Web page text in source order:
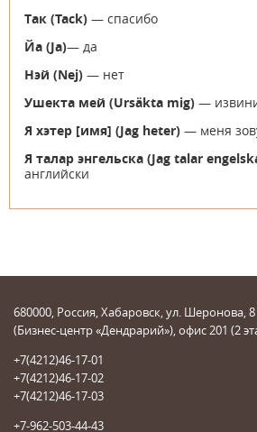
Так (Tack) — спасибо
Йа (Ja)— да
Нэй (Nej) — нет
Ушекта мей (Ursäkta mig) —
Я хэтер [имя] (Jag heter) — меня
Я талар энгельска (Jag talar
английски
680000, Россия, Хабаровск, ул. Шеронова, 8
(Бизнес-центр «Дендрарий»), офис 201 (2
+7(4212)46-17-01
+7(4212)46-17-02
+7(4212)46-17-03
+7-962-503-44-43